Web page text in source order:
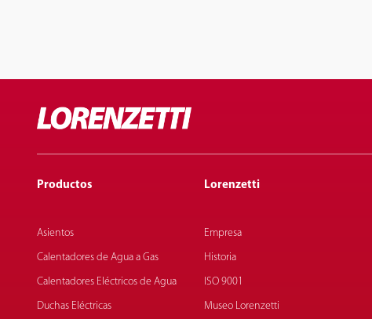
Productos
Asientos
Calentadores de Agua a Gas
Calentadores Eléctricos de Agua
Duchas Eléctricas
Lorenzetti
Empresa
Historia
ISO 9001
Museo Lorenzetti